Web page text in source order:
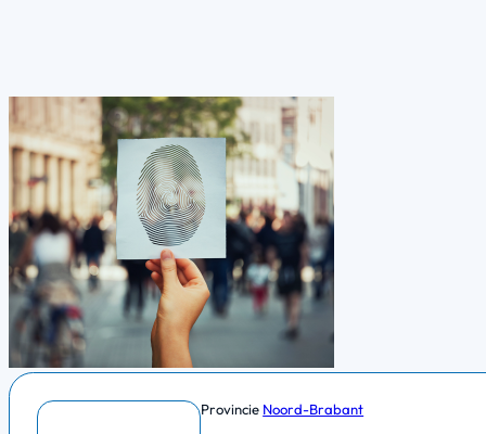
Provincie Noord-Brabant